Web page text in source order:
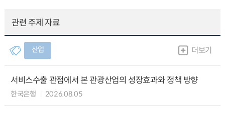
관련 주제 자료
산업 더보기
서비스수출 관점에서 본 관광산업의 성장효과와 정책 방향
한국은행 2026.08.05